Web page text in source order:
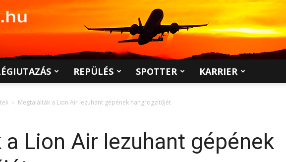
REPÜLÉS SPOTTER KARRIER
Megtalálták a Lion Air lezuhant gépének hangrögzítőjét
Lion Air lezuhant gépének